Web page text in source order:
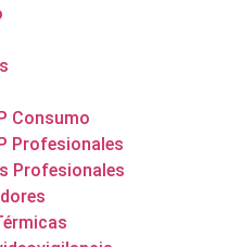
Consumo
Profesionales
Profesionales